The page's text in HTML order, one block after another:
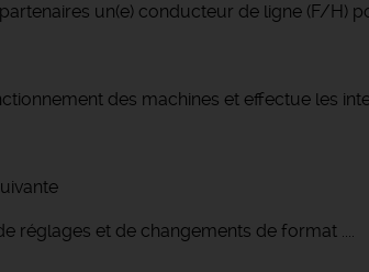
un(e) conducteur de ligne (F/H)
des machines et effectue les
réglages et de changements de format ....